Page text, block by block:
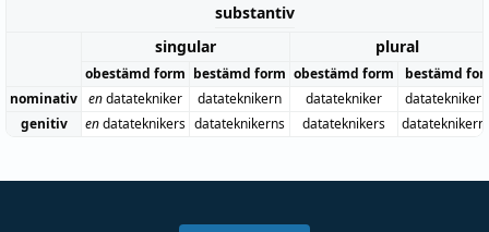
substantiv
singular
plural
obestämd form bestämd form obestämd form
bestämd
nominativ endatatekniker datateknikern datatekniker
genitiv
endatateknikers datateknikerns datateknikers